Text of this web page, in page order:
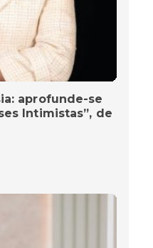
aprofunde-se
Intimistas”, de